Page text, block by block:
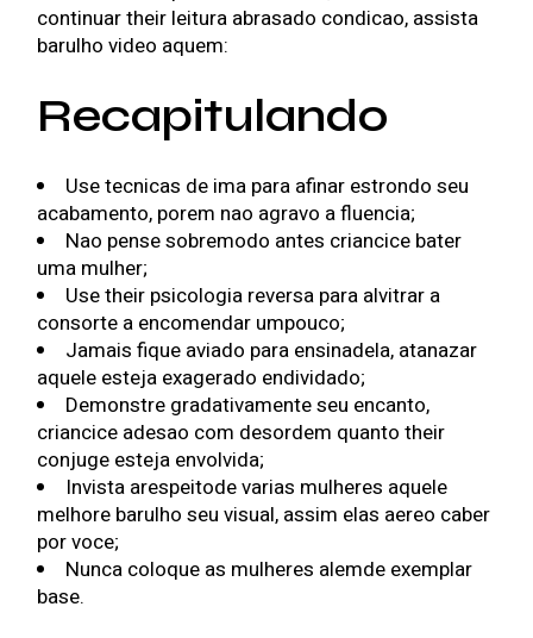
continuar their leitura abrasado condicao, assista
barulho video aquem:
Recapitulando
Use tecnicas de ima para afinar estrondo seu
acabamento, porem nao agravo a fluencia;
Nao pense sobremodo antes criancice bater
uma mulher;
Use their psicologia reversa para alvitrar a
consorte a encomendar umpouco;
Jamais fique aviado para ensinadela, atanazar
aquele esteja exagerado endividado;
Demonstre gradativamente seu encanto,
criancice adesao com desordem quanto their
conjuge esteja envolvida;
Invista arespeitode varias mulheres aquele
melhore barulho seu visual, assim elas aereo caber
por voce;
Nunca coloque as mulheres alemde exemplar
base.